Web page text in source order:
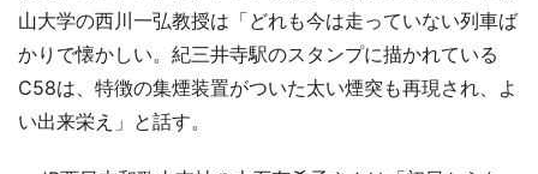
山大学の西川一弘教授は「どれも今は走っていない列車ば
かりで懐かしい。紀三井寺駅のスタンプに描かれている
C58は、特徴の集煙装置がついた太い煙突も再現され、よ
い出来栄え」と話す。